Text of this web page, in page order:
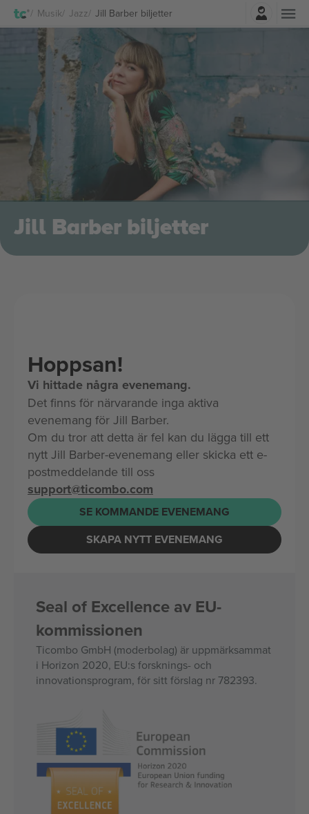
Musik Jazz Jill Barber biljetter
Jill Barber biljetter
Hoppsan!
Vi hittade några evenemang.
Det finns för närvarande inga aktiva
evenemang för Jill Barber.
Om du tror att detta är fel kan du lägga till ett
nytt Jill Barber-evenemang eller skicka ett e-
postmeddelande till oss
support@ticombo.com
SE KOMMANDE EVENEMANG
SKAPA NYTT EVENEMANG
Seal of Excellence av EU-
kommissionen
Ticombo GmbH (moderbolag) är uppmärksammat
i Horizon 2020, EU:s forsknings- och
innovationsprogram, för sitt förslag nr 782393.